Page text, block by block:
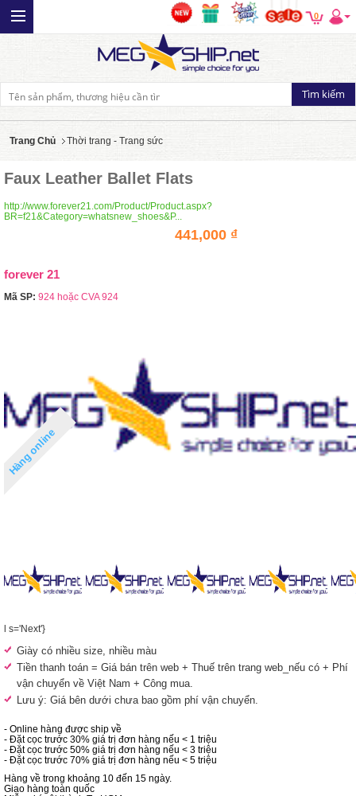
0
Trang Chủ Thời trang - Trang sức
Faux Leather Ballet Flats
http://www.forever21.com/Product/Product.aspx?
BR=f21&Category=whatsnew_shoes&P...
441,000 ₫
forever 21
Mã SP: 924 hoặc CVA 924
Hàng online
l s='Next'}
Giày có nhiều size, nhiều màu
Tiền thanh toán = Giá bán trên web + Thuế trên trang web_nếu có + Phí
vận chuyển về Việt Nam + Công mua.
Lưu ý: Giá bên dưới chưa bao gồm phí vận chuyển.
- Online hàng được ship về
- Đặt cọc trước 30% giá trị đơn hàng nếu < 1 triệu
- Đặt cọc trước 50% giá trị đơn hàng nếu < 3 triệu
- Đặt cọc trước 70% giá trị đơn hàng nếu < 5 triệu
Hàng về trong khoảng 10 đến 15 ngày.
Giao hàng toàn quốc